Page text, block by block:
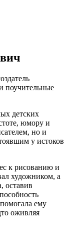
поучительные
детских
юмору и
но и
у истоков
к рисованию и
художником, а
оставив
ему
оживляя